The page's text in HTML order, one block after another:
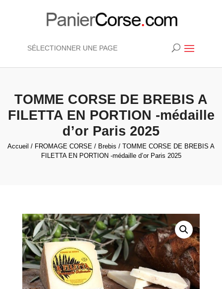
SÉLECTIONNER UNE PAGE
TOMME CORSE DE BREBIS A
FILETTA EN PORTION -médaille
d’or Paris 2025
Accueil / FROMAGE CORSE / Brebis / TOMME CORSE DE BREBIS A
FILETTA EN PORTION -médaille d’or Paris 2025